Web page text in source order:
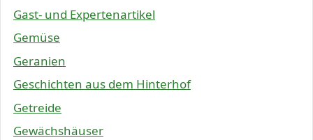
Gast- und Expertenartikel
Gemüse
Geranien
Geschichten aus dem Hinterhof
Getreide
Gewächshäuser